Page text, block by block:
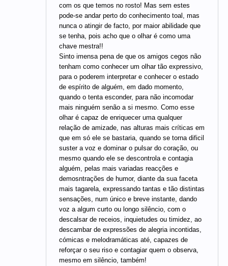
com os que temos no rosto! Mas sem estes
pode-se andar perto do conhecimento toal, mas
nunca o atingir de facto, por maior abilidade que
se tenha, pois acho que o olhar é como uma
chave mestra!!
Sinto imensa pena de que os amigos cegos não
tenham como conhecer um olhar tão expressivo,
para o poderem interpretar e conhecer o estado
de espírito de alguém, em dado momento,
quando o tenta esconder, para não incomodar
mais ninguém senão a si mesmo. Como esse
olhar é capaz de enriquecer uma qualquer
relação de amizade, nas alturas mais críticas em
que em só ele se bastaria, quando se torna dificil
suster a voz e dominar o pulsar do coração, ou
mesmo quando ele se descontrola e contagia
alguém, pelas mais variadas reacções e
demosntrações de humor, diante da sua faceta
mais tagarela, expressando tantas e tão distintas
sensações, num único e breve instante, dando
voz a algum curto ou longo silêncio, com o
descalsar de receios, inquietudes ou timidez, ao
descambar de expressões de alegria incontidas,
cómicas e melodramáticas até, capazes de
reforçar o seu riso e contagiar quem o observa,
mesmo em silêncio, também!